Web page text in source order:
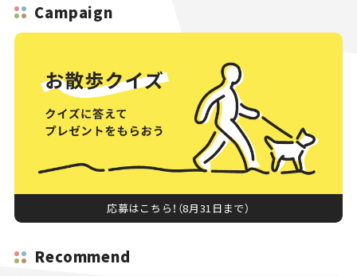
Campaign
応募はこちら！（8月31日まで）
Recommend